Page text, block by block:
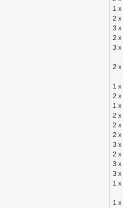
1 x
2 x
3 x
2 x
3 x
2 x
1 x
2 x
1 x
2 x
2 x
2 x
3 x
2 x
3 x
3 x
1 x
1 x